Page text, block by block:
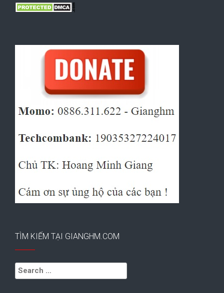
TÌM KIẾM TẠI GIANGHM.COM
Search
for: